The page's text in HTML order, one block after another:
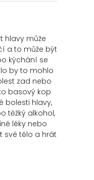
hlavy může
a to může být
kýchání se
by to mohlo
zad nebo
basový kop
bolesti hlavy,
těžký alkohol,
léky nebo
své tělo a hrát